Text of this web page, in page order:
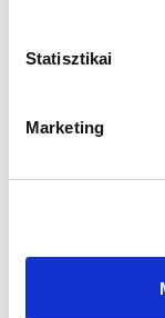
Statisztikai
Marketing